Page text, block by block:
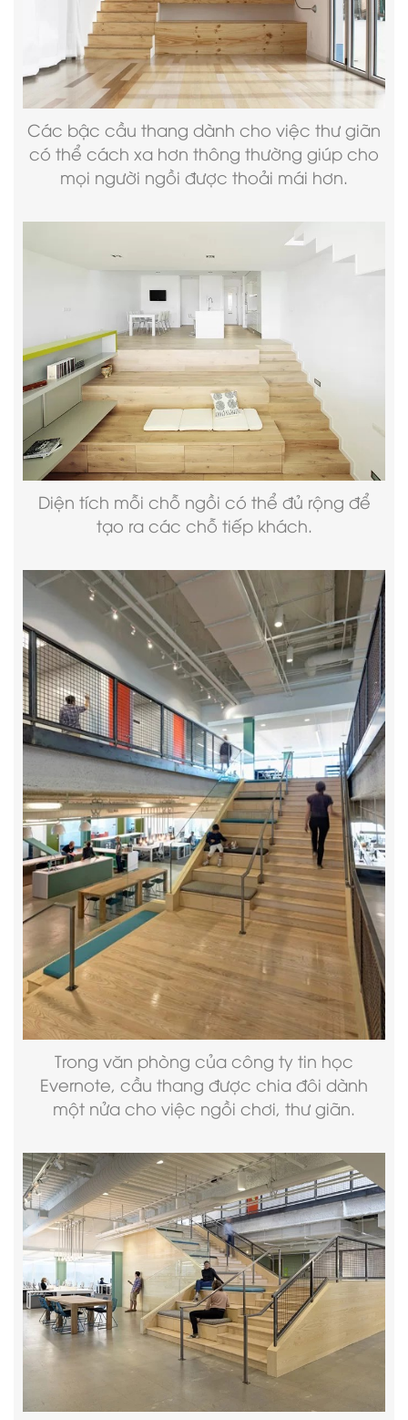
Các bậc cầu thang dành cho việc thư giãn
có thể cách xa hơn thông thường giúp cho
mọi người ngồi được thoải mái hơn.
Diện tích mỗi chỗ ngồi có thể đủ rộng để
tạo ra các chỗ tiếp khách.
Trong văn phòng của công ty tin học
Evernote, cầu thang được chia đôi dành
một nửa cho việc ngồi chơi, thư giãn.